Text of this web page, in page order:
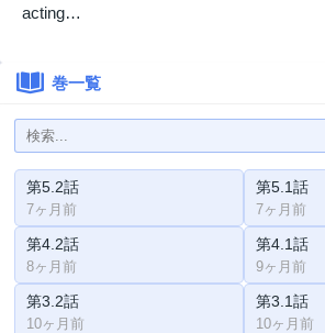
acting…
巻一覧
第5.2話
7ヶ月前
第5.1話
7ヶ月前
第4.2話
8ヶ月前
第4.1話
9ヶ月前
第3.2話
10ヶ月前
第3.1話
10ヶ月前